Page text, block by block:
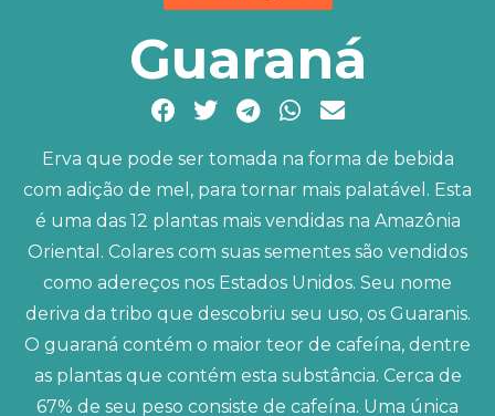
Guaraná
Erva que pode ser tomada na forma de bebida
com adição de mel, para tornar mais palatável. Esta
é uma das 12 plantas mais vendidas na Amazônia
Oriental. Colares com suas sementes são vendidos
como adereços nos Estados Unidos. Seu nome
deriva da tribo que descobriu seu uso, os Guaranis.
O guaraná contém o maior teor de cafeína, dentre
as plantas que contém esta substância. Cerca de
67% de seu peso consiste de cafeína. Uma única